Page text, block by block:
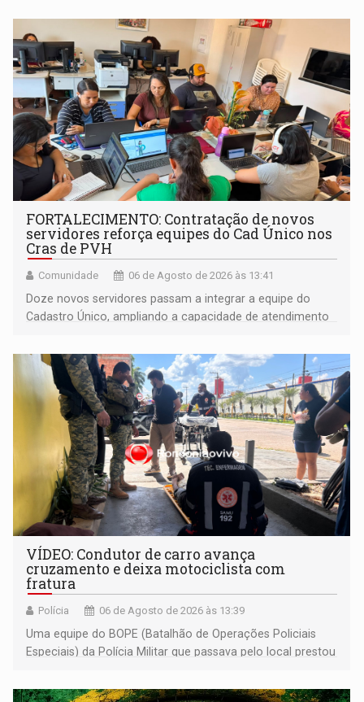
FORTALECIMENTO: Contratação de novos
servidores reforça equipes do Cad Único nos
Cras de PVH
Comunidade 06 de Agosto de 2026 às 13:41
Doze novos servidores passam a integrar a equipe do
Cadastro Único, ampliando a capacidade de atendimento
VÍDEO: Condutor de carro avança
cruzamento e deixa motociclista com
fratura
Polícia 06 de Agosto de 2026 às 13:39
Uma equipe do BOPE (Batalhão de Operações Policiais
Especiais) da Polícia Militar que passava pelo local prestou